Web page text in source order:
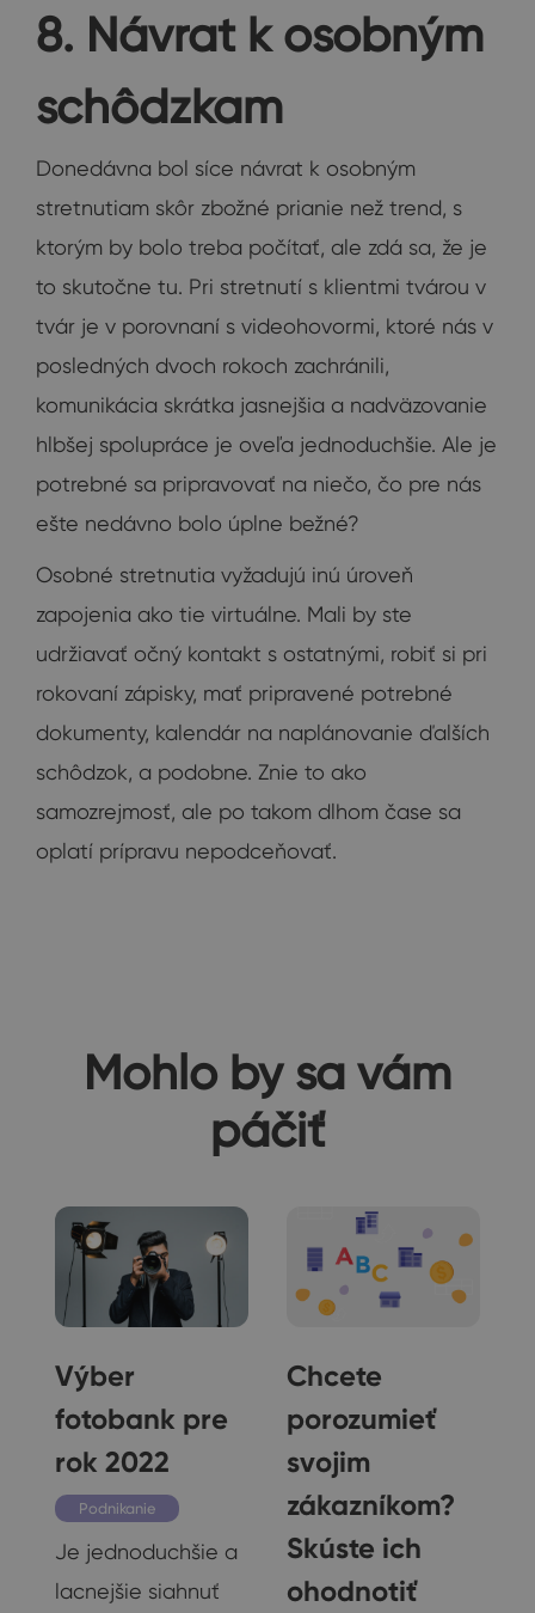
8. Návrat k osobným
schôdzkam
Donedávna bol síce návrat k osobným
stretnutiam skôr zbožné prianie než trend, s
ktorým by bolo treba počítať, ale zdá sa, že je
to skutočne tu. Pri stretnutí s klientmi tvárou v
tvár je v porovnaní s videohovormi, ktoré nás v
posledných dvoch rokoch zachránili,
komunikácia skrátka jasnejšia a nadväzovanie
hlbšej spolupráce je oveľa jednoduchšie. Ale je
potrebné sa pripravovať na niečo, čo pre nás
ešte nedávno bolo úplne bežné?
Osobné stretnutia vyžadujú inú úroveň
zapojenia ako tie virtuálne. Mali by ste
udržiavať očný kontakt s ostatnými, robiť si pri
rokovaní zápisky, mať pripravené potrebné
dokumenty, kalendár na naplánovanie ďalších
schôdzok, a podobne. Znie to ako
samozrejmosť, ale po takom dlhom čase sa
oplatí prípravu nepodceňovať.
Mohlo by sa vám
páčiť
Výber
fotobank pre
rok 2022
Podnikanie
Je jednoduchšie a
lacnejšie siahnuť
Chcete
porozumieť
svojim
zákazníkom?
Skúste ich
ohodnotiť